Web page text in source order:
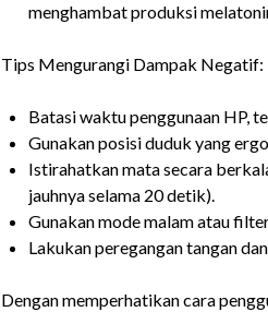
menghambat produksi
Tips Mengurangi Dampak Negatif:
Batasi waktu penggunaan HP,
Gunakan posisi duduk yang
Istirahatkan mata secara
jauhnya selama 20 detik).
Gunakan mode malam atau
Lakukan peregangan tangan
Dengan memperhatikan cara